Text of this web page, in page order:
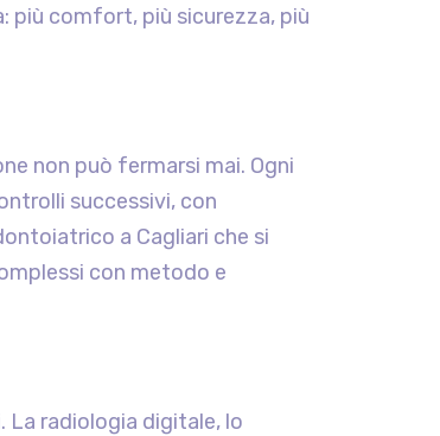
più comfort, più sicurezza, più
non può fermarsi mai. Ogni
successivi, con
a Cagliari che si
con metodo e
La radiologia digitale, lo